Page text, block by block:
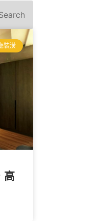
裝潢
高